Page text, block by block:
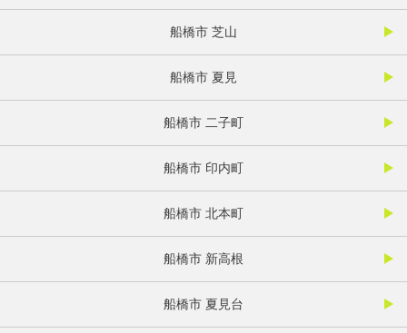
船橋市 芝山
船橋市 夏見
船橋市 二子町
船橋市 印内町
船橋市 北本町
船橋市 新高根
船橋市 夏見台